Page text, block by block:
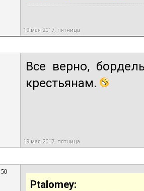
19 мая 2017, пятница
Все верно,
крестьянам.
19 мая 2017, пятница
Ptalomey: